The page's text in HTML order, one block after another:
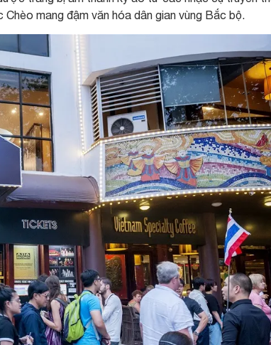
mang đậm văn hóa dân gian vùng Bắc bộ.